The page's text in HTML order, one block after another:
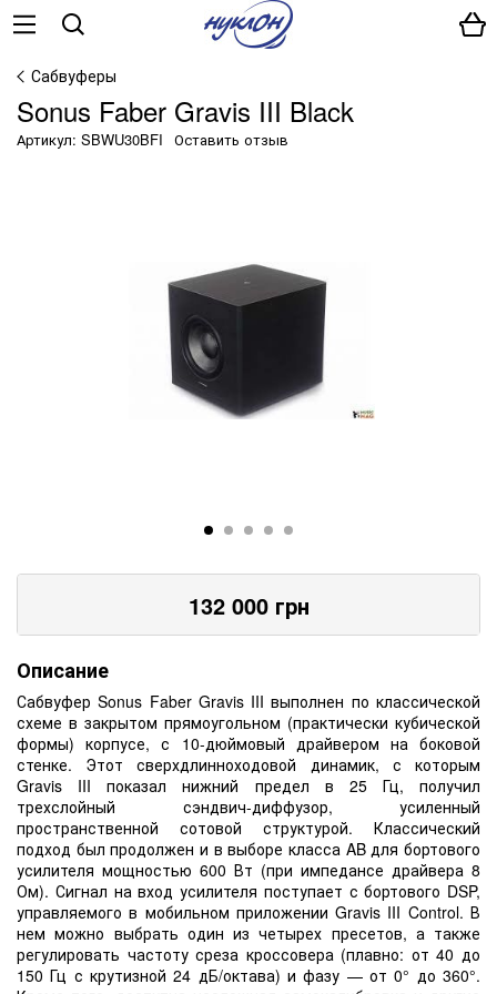
Сабвуферы
Sonus Faber Gravis III Black
Артикул: SBWU30BFI Оставить отзыв
132 000грн
Описание
Сабвуфер Sonus Faber Gravis III выполнен по классической
схеме в закрытом прямоугольном (практически кубической
формы) корпусе, с 10-дюймовый драйвером на боковой
стенке. Этот сверхдлинноходовой динамик, с которым
Gravis III показал нижний предел в 25 Гц, получил
трехслойный сэндвич-диффузор, усиленный
пространственной сотовой структурой. Классический
подход был продолжен и в выборе класса AB для бортового
усилителя мощностью 600 Вт (при импедансе драйвера 8
Ом). Сигнал на вход усилителя поступает с бортового DSP,
управляемого в мобильном приложении Gravis III Control. В
нем можно выбрать один из четырех пресетов, а также
регулировать частоту среза кроссовера (плавно: от 40 до
150 Гц с крутизной 24 дБ/октава) и фазу — от 0° до 360°.